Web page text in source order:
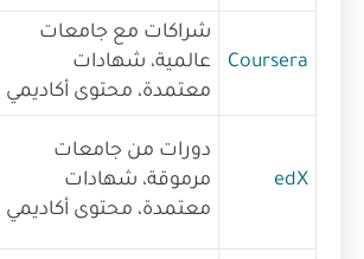
Coursera
شراكات مع جامعات
عالمية، شهادات
معتمدة، محتوى أكاديمي
edX
دورات من جامعات
مرموقة، شهادات
معتمدة، محتوى أكاديمي